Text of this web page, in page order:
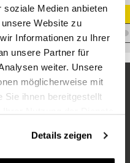
soziale Medien anbieten
Website zu
Informationen zu Ihrer
unsere Partner für
weiter. Unsere
möglicherweise mit
Sie ihnen bereitgestellt
Details zeigen